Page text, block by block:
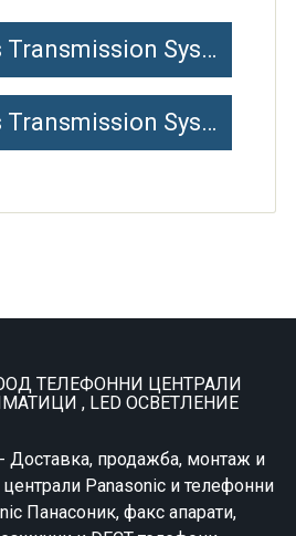
System - Specifications
System - Diagrams
ТЕЛЕФОННИ ЦЕНТРАЛИ
, LED ОСВЕТЛЕНИЕ
продажба, монтаж и
Panasonic и телефонни
Панасоник, факс апарати,